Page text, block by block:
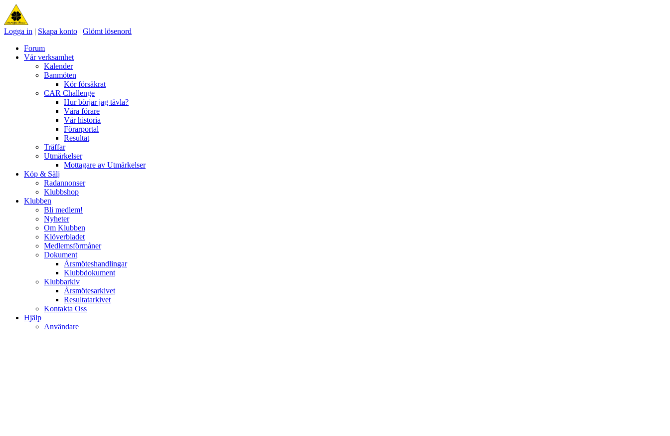
Logga in | Skapa konto | Glömt lösenord
Forum
Vår verksamhet
Kalender
Banmöten
Kör försäkrat
CAR Challenge
Hur börjar jag tävla?
Våra förare
Vår historia
Förarportal
Resultat
Träffar
Utmärkelser
Mottagare av Utmärkelser
Köp & Sälj
Radannonser
Klubbshop
Klubben
Bli medlem!
Nyheter
Om Klubben
Klöverbladet
Medlemsförmåner
Dokument
Årsmöteshandlingar
Klubbdokument
Klubbarkiv
Årsmötesarkivet
Resultatarkivet
Kontakta Oss
Hjälp
Användare